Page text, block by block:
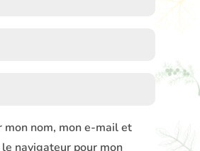
mon nom, mon e-mail et
navigateur pour mon